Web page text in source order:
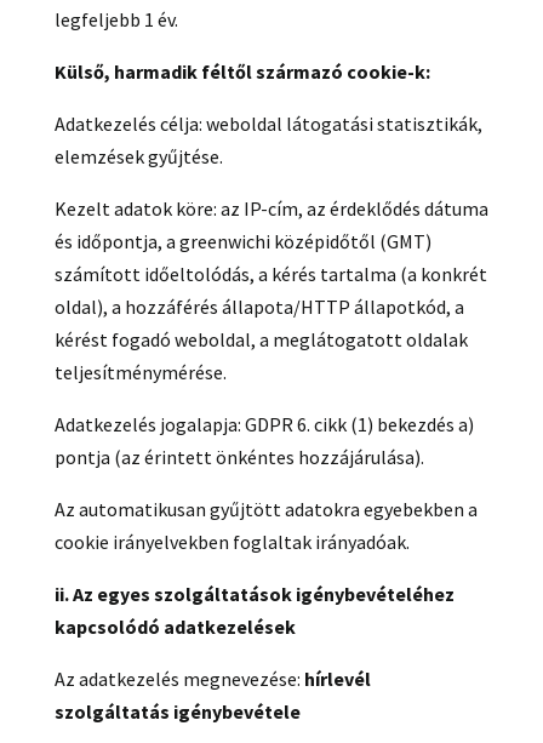
legfeljebb 1 év.
Külső, harmadik féltől származó cookie-k:
Adatkezelés célja: weboldal látogatási statisztikák,
elemzések gyűjtése.
Kezelt adatok köre: az IP-cím, az érdeklődés dátuma
és időpontja, a greenwichi középidőtől (GMT)
számított időeltolódás, a kérés tartalma (a konkrét
oldal), a hozzáférés állapota/HTTP állapotkód, a
kérést fogadó weboldal, a meglátogatott oldalak
teljesítménymérése.
Adatkezelés jogalapja: GDPR 6. cikk (1) bekezdés a)
pontja (az érintett önkéntes hozzájárulása).
Az automatikusan gyűjtött adatokra egyebekben a
cookie irányelvekben foglaltak irányadóak.
ii. Az egyes szolgáltatások igénybevételéhez
kapcsolódó adatkezelések
Az adatkezelés megnevezése: hírlevél
szolgáltatás igénybevétele